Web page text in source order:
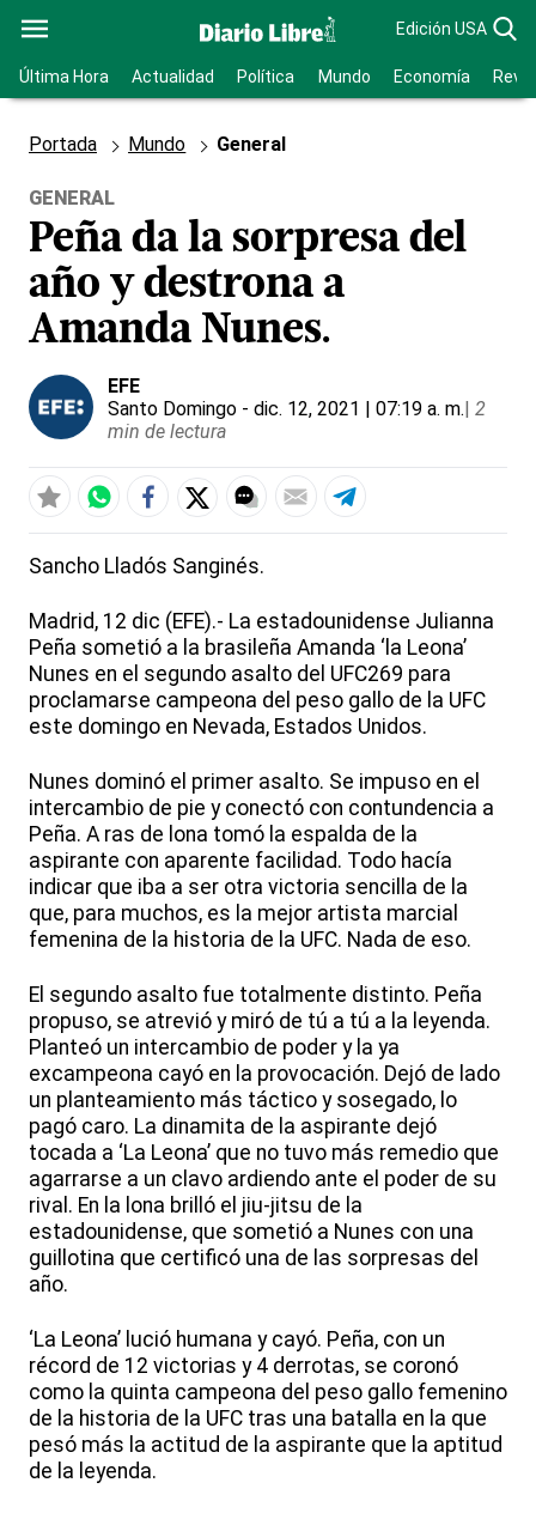
Edición USA
Última Hora Actualidad Política Mundo Economía
Portada Mundo General
GENERAL
Peña da la sorpresa del
año y destrona a
Amanda Nunes.
EFE
Santo Domingo - dic. 12, 2021 | 07:19 a. m.| 2
min de lectura
Sancho Lladós Sanginés.
Madrid, 12 dic (EFE).- La estadounidense Julianna
Peña sometió a la brasileña Amanda ‘la Leona’
Nunes en el segundo asalto del UFC269 para
proclamarse campeona del peso gallo de la UFC
este domingo en Nevada, Estados Unidos.
Nunes dominó el primer asalto. Se impuso en el
intercambio de pie y conectó con contundencia a
Peña. A ras de lona tomó la espalda de la
aspirante con aparente facilidad. Todo hacía
indicar que iba a ser otra victoria sencilla de la
que, para muchos, es la mejor artista marcial
femenina de la historia de la UFC. Nada de eso.
El segundo asalto fue totalmente distinto. Peña
propuso, se atrevió y miró de tú a tú a la leyenda.
Planteó un intercambio de poder y la ya
excampeona cayó en la provocación. Dejó de lado
un planteamiento más táctico y sosegado, lo
pagó caro. La dinamita de la aspirante dejó
tocada a ‘La Leona’ que no tuvo más remedio que
agarrarse a un clavo ardiendo ante el poder de su
rival. En la lona brilló el jiu-jitsu de la
estadounidense, que sometió a Nunes con una
guillotina que certificó una de las sorpresas del
año.
‘La Leona’ lució humana y cayó. Peña, con un
récord de 12 victorias y 4 derrotas, se coronó
como la quinta campeona del peso gallo femenino
de la historia de la UFC tras una batalla en la que
pesó más la actitud de la aspirante que la aptitud
de la leyenda.